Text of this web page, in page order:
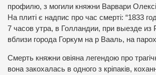
профилю, з могили княжни Варвари
На плиті є надпис про час смерті: “1833
7 часов утра, в Голландии, при выезде из
вблизи города Горкум на р Вааль, на
Смерть княжни овіяна легендою про
вона закохалась в одного з кріпаків,